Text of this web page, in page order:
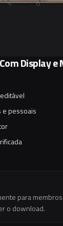
Display e
e pessoais
para
o download.